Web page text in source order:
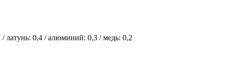
/ латунь: 0,4 / алюминий: 0,3 / медь: 0,2